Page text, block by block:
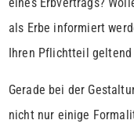
als Erbe informiert
Ihren Pflichtteil geltend
Gerade bei der
nicht nur einige